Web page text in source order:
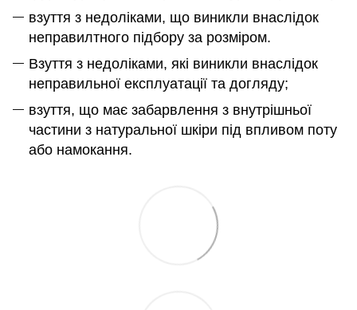
взуття з недоліками, що виникли внаслідок
неправилтного підбору за розміром.
Взуття з недоліками, які виникли внаслідок
неправильної експлуатації та догляду;
взуття, що має забарвлення з внутрішньої
частини з натуральної шкіри під впливом поту
або намокання.